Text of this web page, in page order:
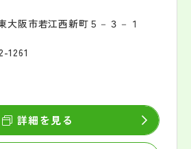
大阪市若江西新町５－３－１
1261
詳細を見る